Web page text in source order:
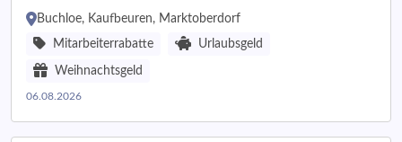
Buchloe, Kaufbeuren, Marktoberdorf
Mitarbeiterrabatte
Urlaubsgeld
Weihnachtsgeld
06.08.2026